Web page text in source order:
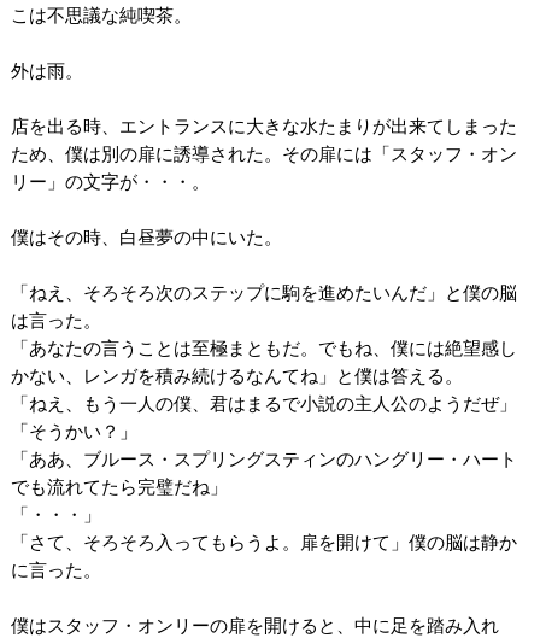
こは不思議な純喫茶。
外は雨。
店を出る時、エントランスに大きな水たまりが出来てしまった
ため、僕は別の扉に誘導された。その扉には「スタッフ・オン
リー」の文字が・・・。
僕はその時、白昼夢の中にいた。
「ねえ、そろそろ次のステップに駒を進めたいんだ」と僕の脳
は言った。
「あなたの言うことは至極まともだ。でもね、僕には絶望感し
かない、レンガを積み続けるなんてね」と僕は答える。
「ねえ、もう一人の僕、君はまるで小説の主人公のようだぜ」
「そうかい？」
「ああ、ブルース・スプリングスティンのハングリー・ハート
でも流れてたら完璧だね」
「・・・」
「さて、そろそろ入ってもらうよ。扉を開けて」僕の脳は静か
に言った。
僕はスタッフ・オンリーの扉を開けると、中に足を踏み入れ